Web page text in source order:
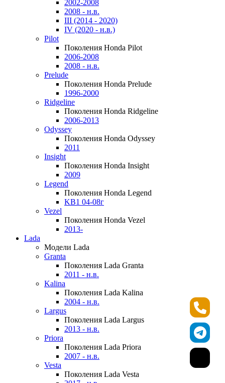
2002-2008
2008 - н.в.
III (2014 - 2020)
IV (2020 - н.в.)
Pilot
Поколения Honda Pilot
2006-2008
2008 - н.в.
Prelude
Поколения Honda Prelude
1996-2000
Ridgeline
Поколения Honda Ridgeline
2006-2013
Odyssey
Поколения Honda Odyssey
2011
Insight
Поколения Honda Insight
2009
Legend
Поколения Honda Legend
KB1 04-08г
Vezel
Поколения Honda Vezel
2013-
Lada
Модели Lada
Granta
Поколения Lada Granta
2011 - н.в.
Kalina
Поколения Lada Kalina
2004 - н.в.
Largus
Поколения Lada Largus
2013 - н.в.
Priora
Поколения Lada Priora
2007 - н.в.
Vesta
Поколения Lada Vesta